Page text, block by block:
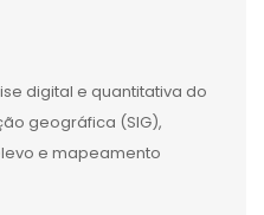
digital e quantitativa do
geográfica (SIG),
e mapeamento